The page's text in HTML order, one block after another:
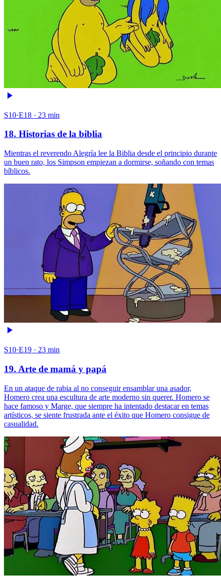
S10·E18 · 23 min
18. Historias de la biblia
Mientras el reverendo Alegría lee la Biblia desde el principio durante
un buen rato, los Simpson empiezan a dormirse, soñando con temas
bíblicos.
S10·E19 · 23 min
19. Arte de mamá y papá
En un ataque de rabia al no conseguir ensamblar una asador,
Homero crea una escultura de arte moderno sin querer. Homero se
hace famoso y Marge, que siempre ha intentado destacar en temas
artísticos, se siente frustrada ante el éxito que Homero consigue de
casualidad.